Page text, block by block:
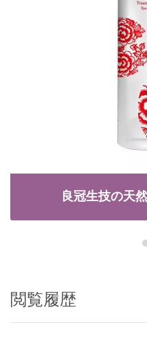
良冠生技の天
閲覧履歴